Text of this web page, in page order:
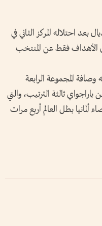
إلى دور الـ32 بالمونديال بعد احتلاله المركز الثاني في
5 نقاط وبفارق الأهداف فقط عن المنتخب
المجموعة الرابعة
باراجواي ثالثة الترتيب، والتي
بإقصاء ألمانيا بطل العالم أربع مرات